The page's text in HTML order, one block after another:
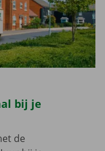
bij je
de